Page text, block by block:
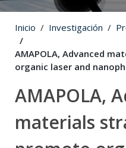
Inicio Investigación
AMAPOLA, Advanced
organic laser and
AMAPOLA,
materials